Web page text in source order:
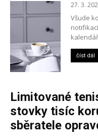
27. 3.
Všude
číst dál
Limitované
stovky tisíc
sběratele